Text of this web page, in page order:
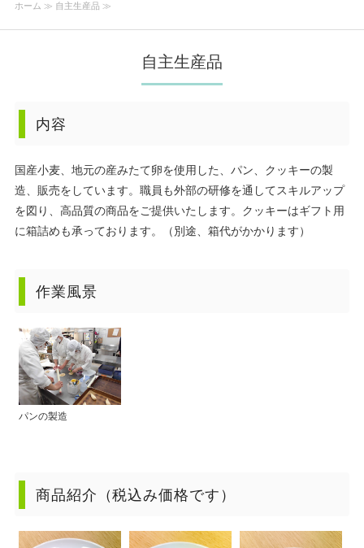
ホーム ≫ 自主生産品 ≫
自主生産品
内容
国産小麦、地元の産みたて卵を使用した、パン、クッキーの製
造、販売をしています。職員も外部の研修を通してスキルアップ
を図り、高品質の商品をご提供いたします。クッキーはギフト用
に箱詰めも承っております。（別途、箱代がかかります）
作業風景
パンの製造
商品紹介（税込み価格です）